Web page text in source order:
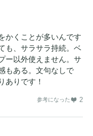
かくことが多いんです
も、サラサラ持続。ベ
ー以外使えません。サ
もある。文句なしで
ありです！
参考になった 2